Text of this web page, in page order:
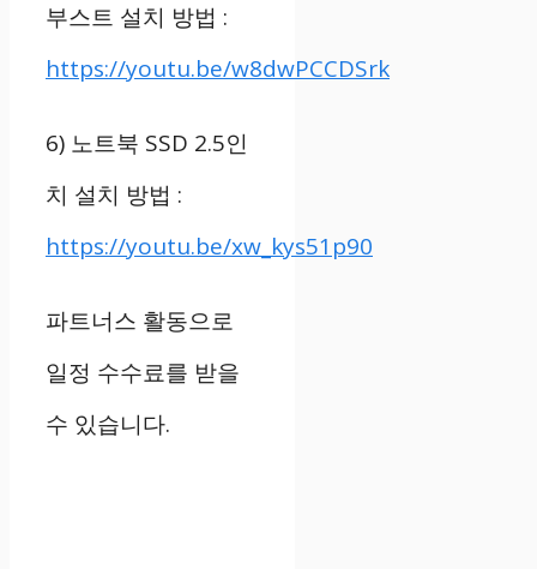
부스트 설치 방법 :
https://youtu.be/w8dwPCCDSrk
6) 노트북 SSD 2.5인
치 설치 방법 :
https://youtu.be/xw_kys51p90
파트너스 활동으로
일정 수수료를 받을
수 있습니다.